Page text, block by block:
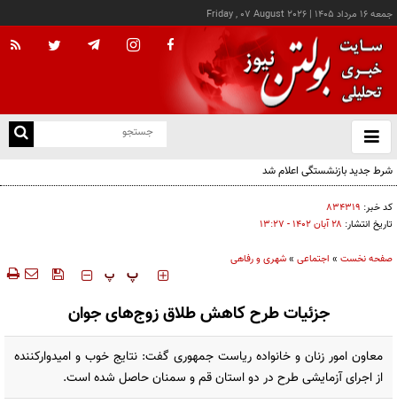
جمعه ۱۶ مرداد ۱۴۰۵ |
Friday , 07 August 2026
باز
و
شرط جدید بازنشستگی اعلام شد
کد خبر: ۸۳۴۳۱۹
تاریخ انتشار: ۲۸ آبان ۱۴۰۲ - ۱۳:۲۷
صفحه نخست » اجتماعی »شهری و رفاهی
‍‍‍ پ پ
جزئیات طرح کاهش طلاق زوج‌های جوان
معاون امور زنان و خانواده ریاست جمهوری گفت: نتایج خوب و امیدوارکننده
از اجرای آزمایشی طرح در دو استان قم و سمنان حاصل شده است.